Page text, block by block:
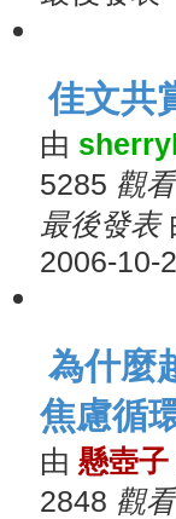
佳文共
由
5285 觀看
最後發表
2006-10-
為什麼
焦慮循
由 懸壺子
2848 觀看